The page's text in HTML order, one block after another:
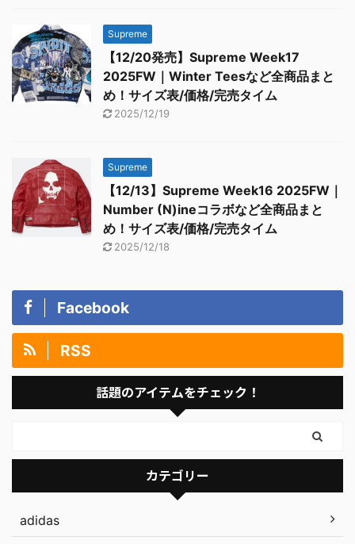
Supreme
【12/20発売】Supreme Week17
2025FW｜Winter Teesなど全商品まと
め！サイズ表/価格/完売タイム
2025/12/19
Supreme
【12/13】Supreme Week16 2025FW｜
Number (N)ineコラボなど全商品まと
め！サイズ表/価格/完売タイム
2025/12/18
Facebook
RSS
話題のアイテムをチェック！
カテゴリー
adidas